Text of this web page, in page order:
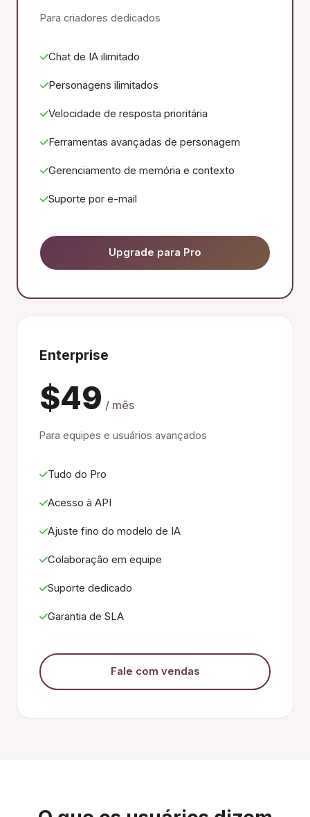
Para criadores dedicados
Chat de IA ilimitado
Personagens ilimitados
Velocidade de resposta prioritária
Ferramentas avançadas de personagem
Gerenciamento de memória e contexto
Suporte por e-mail
Upgrade para Pro
Enterprise
$49 / mês
Para equipes e usuários avançados
Tudo do Pro
Acesso à API
Ajuste fino do modelo de IA
Colaboração em equipe
Suporte dedicado
Garantia de SLA
Fale com vendas